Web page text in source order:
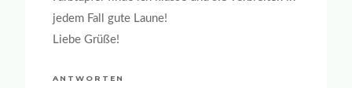
jedem Fall gute Laune!
Liebe Grüße!
ANTWORTEN